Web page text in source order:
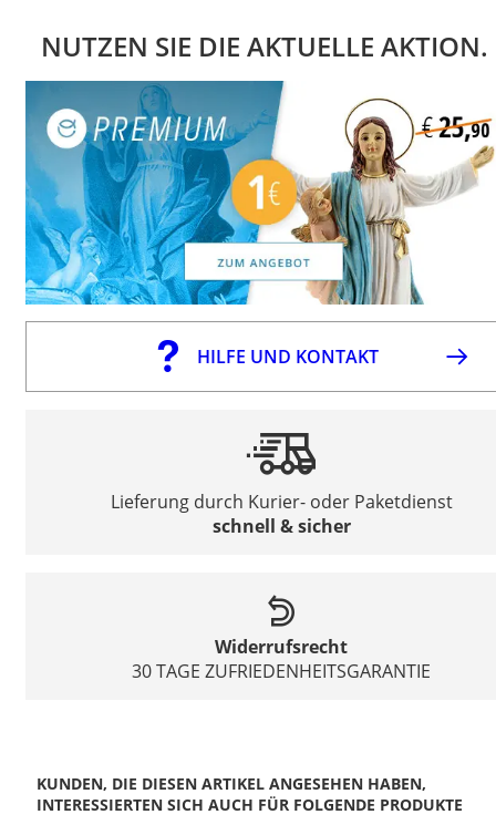
NUTZEN SIE DIE AKTUELLE AKTION.
HILFE UND KONTAKT
Lieferung durch Kurier- oder Paketdienst
schnell & sicher
Widerrufsrecht
30 TAGE ZUFRIEDENHEITSGARANTIE
KUNDEN, DIE DIESEN ARTIKEL ANGESEHEN HABEN,
INTERESSIERTEN SICH AUCH FÜR FOLGENDE PRODUKTE